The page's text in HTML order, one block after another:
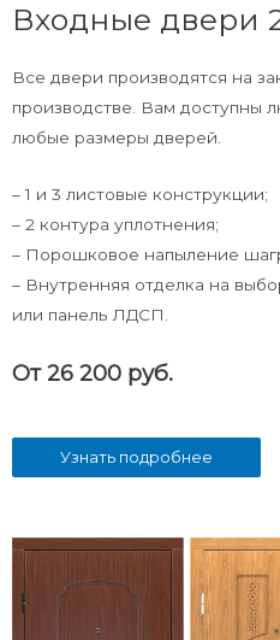
Входные двери
Все двери производятся на
производстве. Вам доступны
любые размеры дверей.
– 1 и 3 листовые конструкции;
– 2 контура уплотнения;
– Порошковое напыление
– Внутренняя отделка на
или панель ЛДСП.
От 26 200 руб.
Узнать подробнее